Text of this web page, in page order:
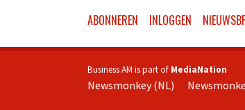
ABONNEREN INLOGGEN
Business AM is part of MediaNation
Newsmonkey (NL)